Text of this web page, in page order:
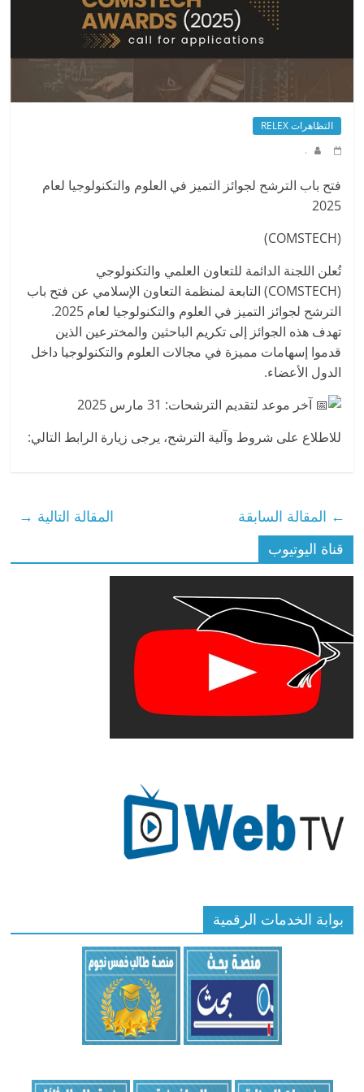
التظاهرات RELEX
.
فتح باب الترشح لجوائز التميز في العلوم والتكنولوجيا لعام
2025
(COMSTECH)
تُعلن اللجنة الدائمة للتعاون العلمي والتكنولوجي
(COMSTECH) التابعة لمنظمة التعاون الإسلامي عن فتح باب
الترشح لجوائز التميز في العلوم والتكنولوجيا لعام 2025.
تهدف هذه الجوائز إلى تكريم الباحثين والمخترعين الذين
قدموا إسهامات مميزة في مجالات العلوم والتكنولوجيا داخل
الدول الأعضاء.
آخر موعد لتقديم الترشحات: 31 مارس 2025
للاطلاع على شروط وآلية الترشح، يرجى زيارة الرابط التالي:
← المقالة السابقة المقالة التالية →
قناة اليوتيوب
بوابة الخدمات الرقمية